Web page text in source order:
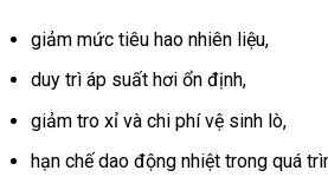
giảm mức tiêu hao nhiên liệu,
duy trì áp suất hơi ổn định,
giảm tro xỉ và chi phí vệ sinh lò,
hạn chế dao động nhiệt trong quá